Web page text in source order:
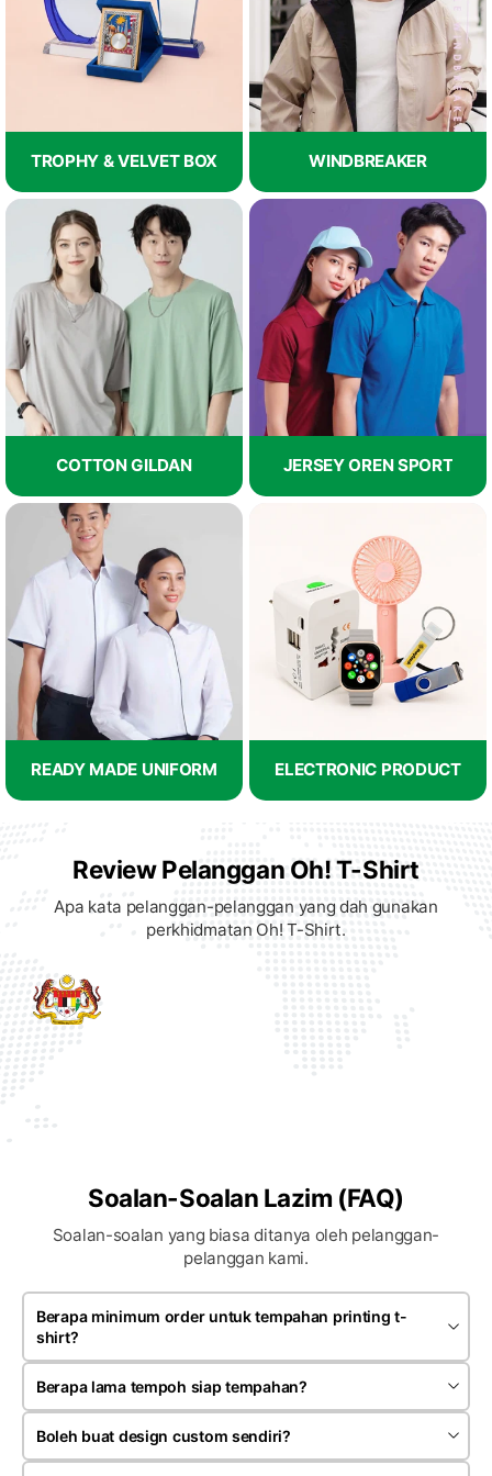
TROPHY & VELVET BOX WINDBREAKER
COTTON GILDAN JERSEY OREN SPORT
READY MADE UNIFORM ELECTRONIC PRODUCT
Review Pelanggan Oh! T-Shirt
Apa kata pelanggan-pelanggan yang dah gunakan
perkhidmatan Oh! T-Shirt.
Soalan-Soalan Lazim (FAQ)
Soalan-soalan yang biasa ditanya oleh pelanggan-
pelanggan kami.
Berapa minimum order untuk tempahan printing t-
shirt?
Minimum order bergantung kepada jenis produk dan teknik
printing yang dipilih. Kebiasaannya tempahan bermula
sekitar 20 hingga 30 helai untuk satu design.
Berapa lama tempoh siap tempahan?
Kebiasaannya tempahan siap dalam anggaran 7 hingga 14
hari bekerja selepas artwork dan pembayaran deposit
disahkan. Tempoh mungkin berubah mengikut kuantiti serta
Boleh buat design custom sendiri?
Ya. Anda boleh menghantar design sendiri, logo, gambar